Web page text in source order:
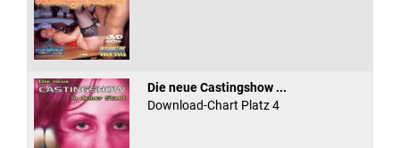
Die neue Castingshow ...
Download-Chart Platz 4